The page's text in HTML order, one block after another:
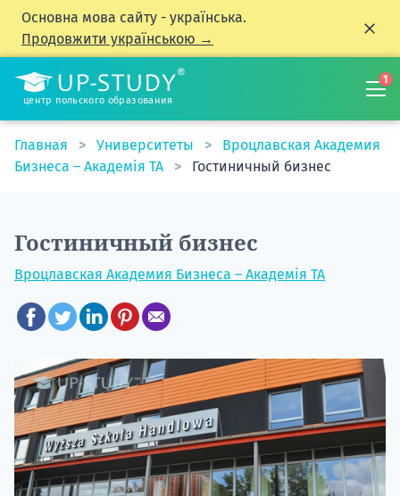
Основна мова сайту - українська.
Продовжити українською →
центр польского образования
1
Главная Университеты
Вроцлавская Академия
Бизнеса – Академія TA
Гостиничный бизнес
Гостиничный бизнес
Вроцлавская Академия Бизнеса – Академія TA